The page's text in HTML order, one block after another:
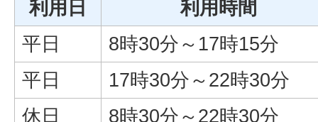
利用日
利用時間
平日
8時30分～17時15分
平日
17時30分～22時30分
休日
8時30分～22時30分